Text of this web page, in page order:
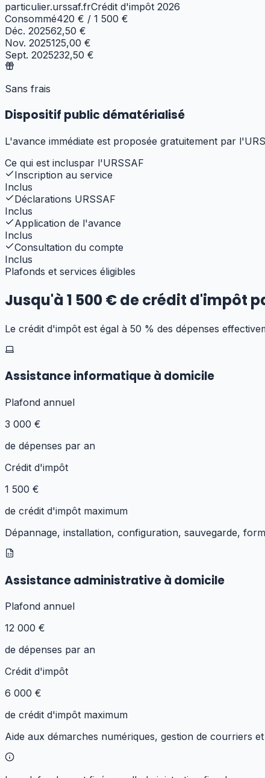
particulier.urssaf.frCrédit d'impôt 2026
Consommé420 € / 1 500 €
Déc. 202562,50 €
Nov. 2025125,00 €
Sept. 2025232,50 €
Sans frais
Dispositif public dématérialisé
L'avance immédiate est proposée gratuitement par
Ce qui est incluspar l'URSSAF
Inscription au service
Inclus
Déclarations URSSAF
Inclus
Application de l'avance
Inclus
Consultation du compte
Inclus
Plafonds et services éligibles
Jusqu'à1 500 € de crédit d'impôt
Le crédit d'impôt est égal à 50 % des dépenses
Assistance informatique à domicile
Plafond annuel
3 000 €
de dépenses par an
Crédit d'impôt
1 500 €
de crédit d'impôt maximum
Dépannage, installation, configuration, sauvegarde,
Assistance administrative à domicile
Plafond annuel
12 000 €
de dépenses par an
Crédit d'impôt
6 000 €
de crédit d'impôt maximum
Aide aux démarches numériques, gestion de courriers